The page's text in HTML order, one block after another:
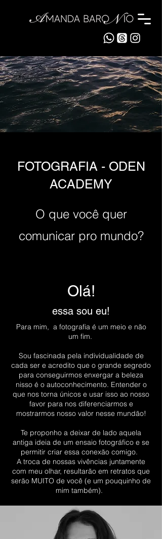
FOTOGRAFIA - ODEN
ACADEMY
O que você quer
comunicar pro mundo?
Olá!
essa sou eu!
Para mim, a fotografia é um meio e não
um fim.
Sou fascinada pela individualidade de
cada ser e acredito que o grande segredo
para conseguirmos enxergar a beleza
nisso é o autoconhecimento. Entender o
que nos torna únicos e usar isso ao nosso
favor para nos diferenciarmos e
mostrarmos nosso valor nesse mundão!
Te proponho a deixar de lado aquela
antiga ideia de um ensaio fotográfico e se
permitir criar essa conexão comigo.
A troca de nossas vivências juntamente
com meu olhar, resultarão em retratos que
serão MUITO de você (e um pouquinho de
mim também).